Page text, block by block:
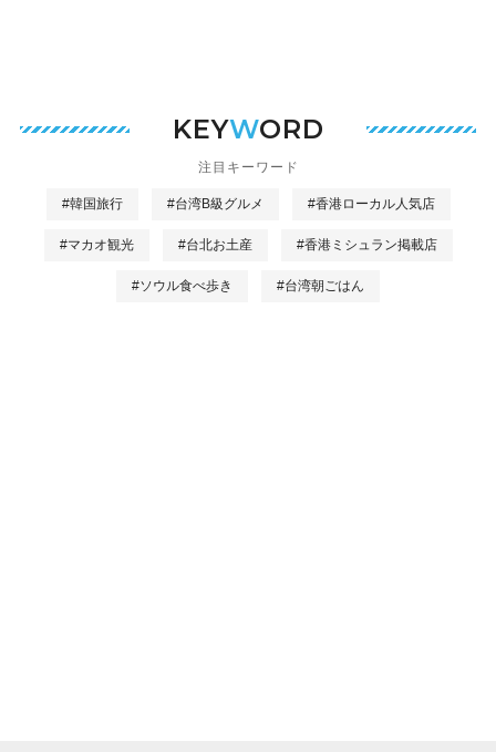
KEYWORD
注目キーワード
#韓国旅行 #台湾B級グルメ #香港ローカル人気店
#マカオ観光 #台北お土産 #香港ミシュラン掲載店
#ソウル食べ歩き #台湾朝ごはん